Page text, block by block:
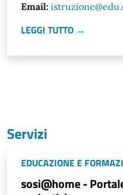
Email:
LEGGI TUTTO →
Servizi
EDUCAZIONE E
sosi@home -